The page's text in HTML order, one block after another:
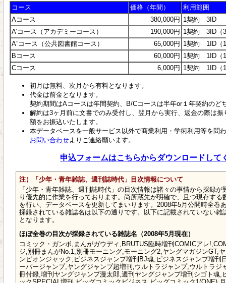
コース 価格（年間）
利用範囲
Aコース
380,000円 1契約 3ID
A’コース（アカデミーコース）
190,000円 1契約 3ID（
A”コース（公共図書館コース）
65,000円 1契約 1ID（
Bコース
60,000円 1契約 1ID（
Cコース
6,000円 1契約 1ID（
初月は無料、次月から有料となります。
代金は前金となります。
契約期間はAコースは年間契約、B/Cコースは半年or１年契約のど
解約は3ヶ月前に文書でのみ受付し、翌月から実行、返金の際は
額をお振込いたします。
本データベースを一般サービス以外で商業利用・学術利用等を問
お問い合わせよりご連絡願います。
申込フォームはこちらからダウンロードして
注）「少年・青年雑誌、週刊誌時代」目次情報について
「少年・青年雑誌、週刊誌時代」の目次情報は諸々の事情から採録
り優先的に作業を行っております。尚所蔵先が明確で、且つ現存する
を行い、データベースを更新してまいります。2008年5月公開時全巻
採録されている雑誌名は以下の通りです。以下に記載されていない雑
となります。
ほぼ全巻の目次が採録されている雑誌名（2008年5月現在）
コミック・ガンボ,まんがガウディ,BRUTUS臨時増刊COMICアレ
ジ,別冊まんがNo.1,別冊モーニング,モーニング2,ヤングマガジンGT,
ンピオンジャック,ビジネスジャンプ増刊BJ魂,ビジネスジャンプ増刊
ーパージャンプ,ヤングジャンプ超増刊,ウルトラジャンプ,ウルトラジ
冊付録,増刊ヤングジャンプ漫太郎,週刊ヤングジャンプ増刊シゴト魂,